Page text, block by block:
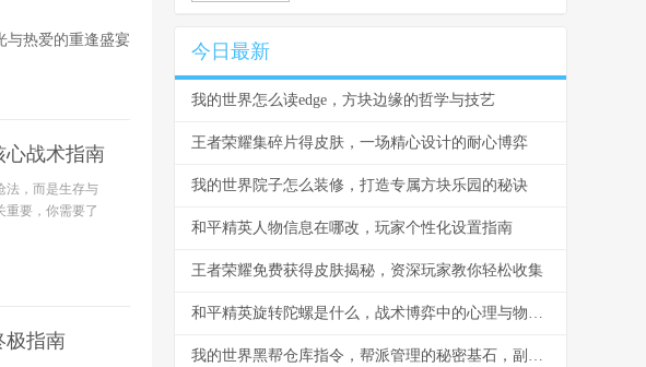
与热爱的重逢盛宴
心战术指南
法，而是生存与
重要，你需要了
极指南
今日最新
我的世界怎么读edge，方块边缘的哲学与技艺
王者荣耀集碎片得皮肤，一场精心设计的耐心博弈
我的世界院子怎么装修，打造专属方块乐园的秘诀
和平精英人物信息在哪改，玩家个性化设置指南
王者荣耀免费获得皮肤揭秘，资深玩家教你轻松收集
和平精英旋转陀螺是什么，战术博弈中的心理与物理轴心
我的世界黑帮仓库指令，帮派管理的秘密基石，副标题，指令构筑的地下秩序与财富堡垒